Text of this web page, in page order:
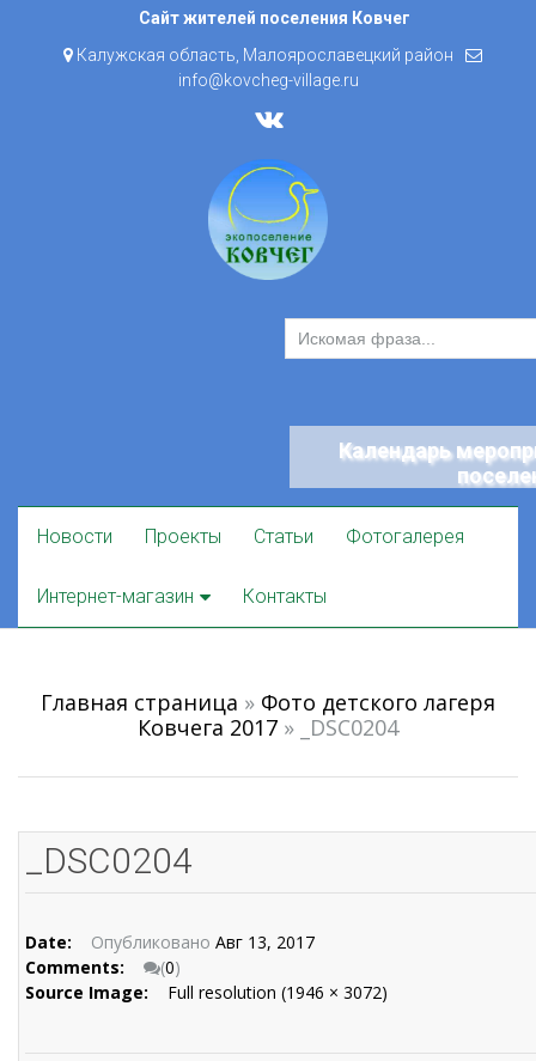
Skip
content
Сайт жителей поселения Ковчег
Калужская область, Малоярославецкий район
info@kovcheg-village.ru
Календарь
Новости Проекты Статьи Фотогалерея
Интернет-магазин Контакты
Главная страница » Фото детского лагеря
Ковчега 2017 » _DSC0204
_DSC0204
Date: Опубликовано Авг 13, 2017
Comments:
(0)
Source Image:
Full resolution (1946 × 3072)